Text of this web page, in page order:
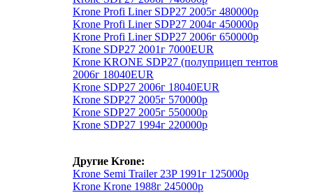
Krone Profi Liner SDP27 2005г 480000р
Krone Profi Liner SDP27 2004г 450000р
Krone Profi Liner SDP27 2006г 650000р
Krone SDP27 2001г 7000EUR
Krone KRONE SDP27 (полуприцеп тентов
2006г 18040EUR
Krone SDP27 2006г 18040EUR
Krone SDP27 2005г 570000р
Krone SDP27 2005г 550000р
Krone SDP27 1994г 220000р
Другие Krone:
Krone Semi Trailer 23P 1991г 125000р
Krone Krone 1988г 245000р